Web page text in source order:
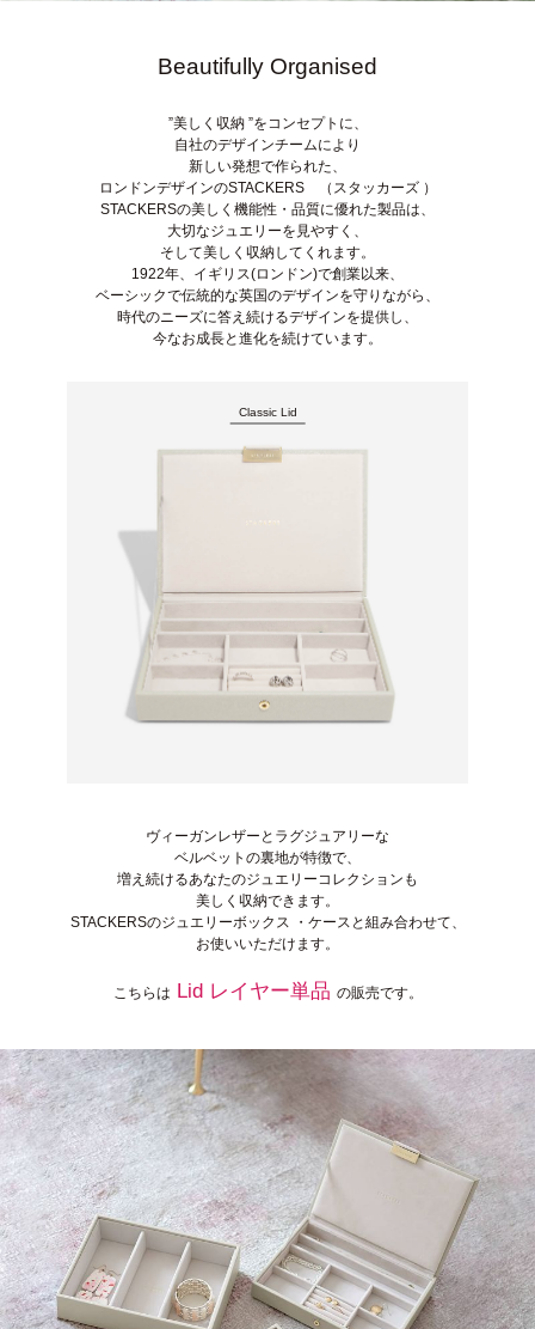
Beautifully Organised
”美しく収納 ”をコンセプトに、
自社のデザインチームにより
新しい発想で作られた、
ロンドンデザインのSTACKERS （スタッカーズ ）
STACKERSの美しく機能性・品質に優れた製品は、
大切なジュエリーを見やすく、
そして美しく収納してくれます。
1922年、イギリス(ロンドン)で創業以来、
ベーシックで伝統的な英国のデザインを守りながら、
時代のニーズに答え続けるデザインを提供し、
今なお成長と進化を続けています。
Classic Lid
ヴィーガンレザーとラグジュアリーな
ベルベットの裏地が特徴で、
増え続けるあなたのジュエリーコレクションも
美しく収納できます。
STACKERSのジュエリーボックス ・ケースと組み合わせて、
お使いいただけます。
こちらは Lid レイヤー単品 の販売です。